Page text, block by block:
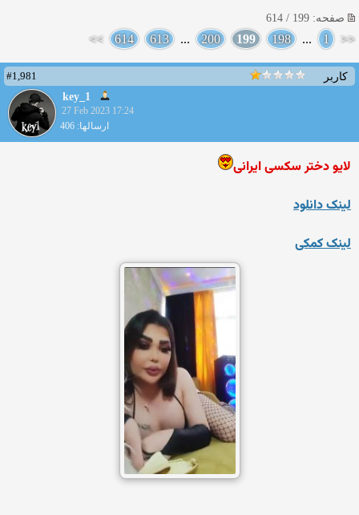
صفحه: 199 / 614
<<
1
...
198
199
200
...
613
614
>>
کاربر
#1,981
key_1
27 Feb 2023 17:24
ارسالها: 406
لایو دختر سکسی ایرانی
لینک دانلود
لینک کمکی